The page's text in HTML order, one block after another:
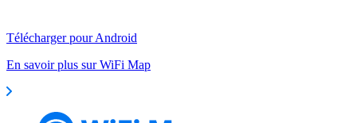
Télécharger pour Android
En savoir plus sur WiFi Map